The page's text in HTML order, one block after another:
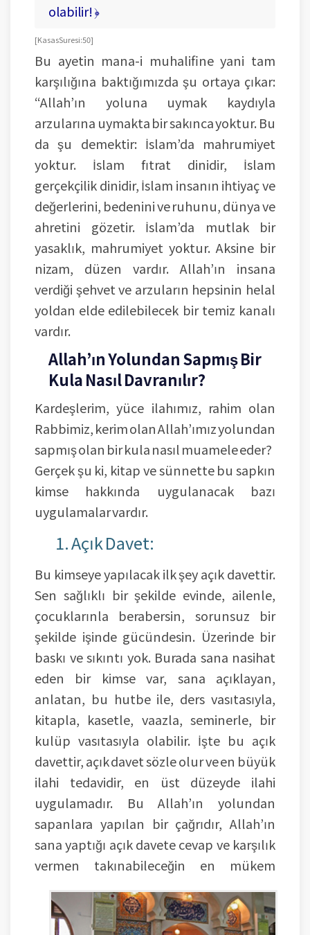
olabilir! ﴿
[ Kasas Suresi: 50 ]
Bu ayetin mana-i muhalifine yani tam
karşılığına baktığımızda şu ortaya çıkar:
“Allah’ın yoluna uymak kaydıyla
arzularına uymakta bir sakınca yoktur. Bu
da şu demektir: İslam’da mahrumiyet
yoktur. İslam fıtrat dinidir, İslam
gerçekçilik dinidir, İslam insanın ihtiyaç ve
değerlerini, bedenini ve ruhunu, dünya ve
ahretini gözetir. İslam’da mutlak bir
yasaklık, mahrumiyet yoktur. Aksine bir
nizam, düzen vardır. Allah’ın insana
verdiği şehvet ve arzuların hepsinin helal
yoldan elde edilebilecek bir temiz kanalı
vardır.
Allah’ın Yolundan Sapmış Bir
Kula Nasıl Davranılır?
Kardeşlerim, yüce ilahımız, rahim olan
Rabbimiz, kerim olan Allah’ımız yolundan
sapmış olan bir kula nasıl muamele eder?
Gerçek şu ki, kitap ve sünnette bu sapkın
kimse hakkında uygulanacak bazı
uygulamalar vardır.
1. Açık Davet:
Bu kimseye yapılacak ilk şey açık davettir.
Sen sağlıklı bir şekilde evinde, ailenle,
çocuklarınla berabersin, sorunsuz bir
şekilde işinde gücündesin. Üzerinde bir
baskı ve sıkıntı yok. Burada sana nasihat
eden bir kimse var, sana açıklayan,
anlatan, bu hutbe ile, ders vasıtasıyla,
kitapla, kasetle, vaazla, seminerle, bir
kulüp vasıtasıyla olabilir. İşte bu açık
davettir, açık davet sözle olur ve en büyük
ilahi tedavidir, en üst düzeyde ilahi
uygulamadır. Bu Allah’ın yolundan
sapanlara yapılan bir çağrıdır, Allah’ın
sana yaptığı açık davete cevap ve karşılık
vermen takınabileceğin en mükem